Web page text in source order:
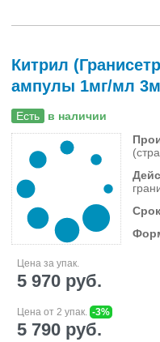
Китрил
ампулы 1мг/мл
Есть в наличии
Цена за упак.
5 970 руб.
Цена от 2 упак. -3%
5 790 руб.